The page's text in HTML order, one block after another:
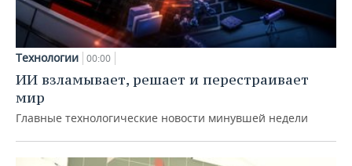
Технологии 00:00
ИИ взламывает, решает и перестраивает
мир
Главные технологические новости минувшей недели